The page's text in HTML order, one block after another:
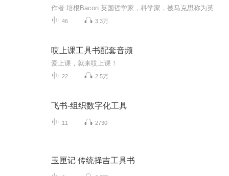
46 3.3万
哎上课工具书配套音频
爱上课，就来哎上课！
22 2.5万
飞书-组织数字化工具
11 2730
玉匣记 传统择吉工具书